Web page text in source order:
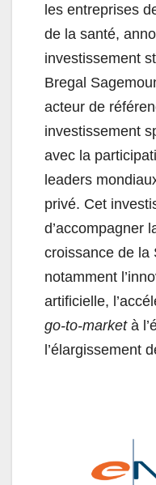
les entreprises
de la santé,
investissement
Bregal
acteur de
investissement
avec la
leaders
privé. Cet
d’accompagner
croissance de la
notamment
artificielle,
go-to-marketà
l’élargissement